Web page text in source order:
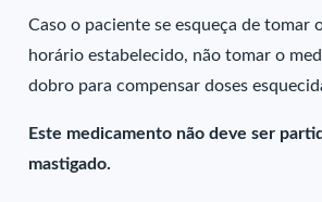
Caso o paciente se esqueça de tomar
horário estabelecido, não tomar o
dobro para compensar doses
Este medicamento não deve ser
mastigado.